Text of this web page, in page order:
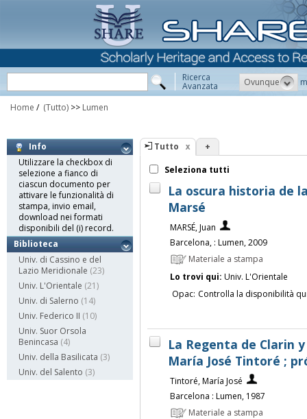
Ricerca
Avanzata Ovunque
Home / (Tutto) >> Lumen
Info
Utilizzare la checkbox di
selezione a fianco di
ciascun documento per
attivare le funzionalità di
stampa, invio email,
download nei formati
disponibili del (i) record.
Biblioteca
Univ. di Cassino e del
Lazio Meridionale (23)
Univ. L'Orientale (21)
Univ. di Salerno (14)
Univ. Federico II (10)
Univ. Suor Orsola
Benincasa (4)
Univ. della Basilicata (3)
Univ. del Salento (3)
Tutto +
Seleziona tutti
La oscura historia de
Marsé
MARSÉ, Juan
Barcelona, : Lumen, 2009
Materiale a stampa
Lo trovi qui: Univ. L'Orientale
Opac: Controlla la disponibilità
La Regenta de Clarin
María José Tintoré ;
Tintoré, María José
Barcelona : Lumen, 1987
Materiale a stampa